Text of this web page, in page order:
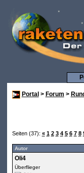
Portal > Forum >
Seiten (37): « 1 2 3 4 5 6 7 8
Autor
Oli4
Überflieger